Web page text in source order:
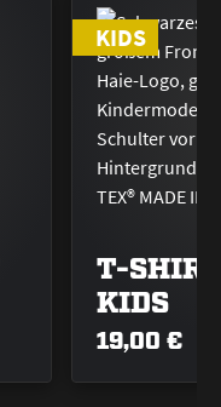
KIDS
T-
KIDS
19,00 €